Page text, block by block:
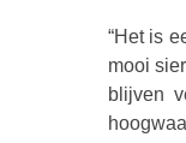
“Het is
mooi
blijven